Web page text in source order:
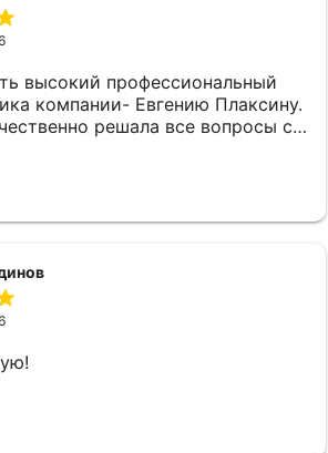
глубокое уважение
очень приятно иметь
Ольгу
ищет надёжного и
в сфере страхования.
Юрьевна за вашу отличную
искреннюю
всем
"Страховой Дом ДБК" за
работу! С
высокий профессиональный
компании- Евгению Плаксину.
решала все вопросы с
полиса. Спасибо !